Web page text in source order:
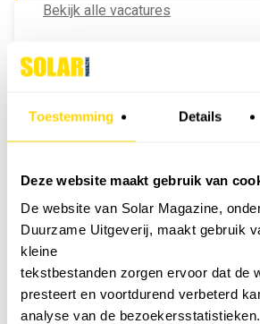
Toestemming Details
Deze website maakt gebruik van
De website van Solar Magazine,
Duurzame Uitgeverij, maakt gebruik
kleine
tekstbestanden zorgen ervoor dat de
presteert en voortdurend verbeterd
analyse van de
Bekijk alle vacatures
Storage Magazine
nummer staat in
NEN1010:2020
op huurwoningen
Vlaamse
Bekijk alle